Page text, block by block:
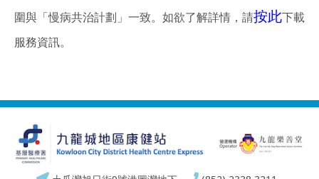
圍與「慢病共治計劃」一致。如欲了解詳情，請按此下載
服務資訊。